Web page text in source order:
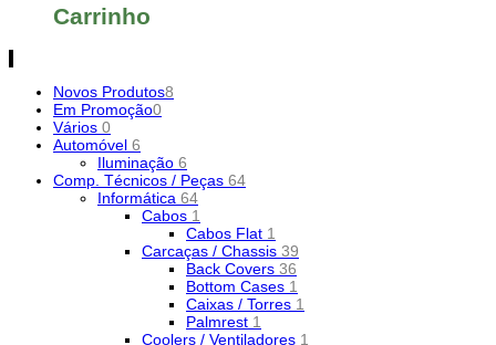
Carrinho
Novos Produtos8
Em Promoção0
Vários 0
Automóvel 6
Iluminação 6
Comp. Técnicos / Peças 64
Informática 64
Cabos 1
Cabos Flat 1
Carcaças / Chassis 39
Back Covers 36
Bottom Cases 1
Caixas / Torres 1
Palmrest 1
Coolers / Ventiladores 1